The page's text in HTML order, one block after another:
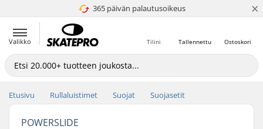
365 päivän palautusoikeus
4.8 / 5 ×
Valikko Ostoskori
Tallennettu
Tilini
Etusivu Rullaluistimet Suojat Suojasetit
POWERSLIDE